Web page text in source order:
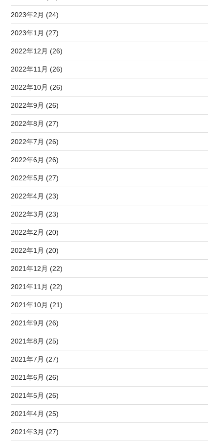
2023年2月 (24)
2023年1月 (27)
2022年12月 (26)
2022年11月 (26)
2022年10月 (26)
2022年9月 (26)
2022年8月 (27)
2022年7月 (26)
2022年6月 (26)
2022年5月 (27)
2022年4月 (23)
2022年3月 (23)
2022年2月 (20)
2022年1月 (20)
2021年12月 (22)
2021年11月 (22)
2021年10月 (21)
2021年9月 (26)
2021年8月 (25)
2021年7月 (27)
2021年6月 (26)
2021年5月 (26)
2021年4月 (25)
2021年3月 (27)